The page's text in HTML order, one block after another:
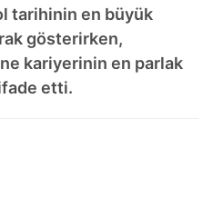
tarihinin en büyük
gösterirken,
kariyerinin en parlak
etti.